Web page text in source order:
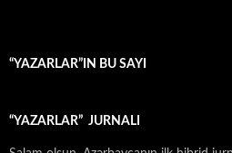
“YAZARLAR”IN BU SAYI
“YAZARLAR” JURNALI